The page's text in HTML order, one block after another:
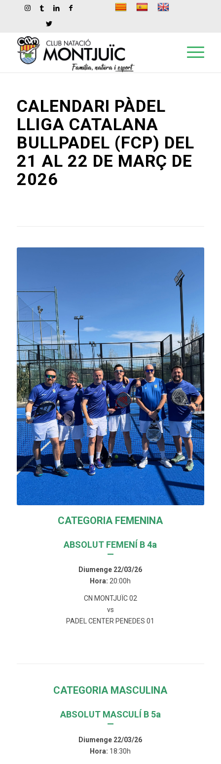
CALENDARI PÀDEL
LLIGA CATALANA
BULLPADEL (FCP) DEL
21 AL 22 DE MARÇ DE
2026
CATEGORIA FEMENINA
ABSOLUT FEMENÍ B 4a
—
Diumenge 22/03/26
Hora: 20:00h
CN MONTJUÏC 02
vs
PADEL CENTER PENEDES 01
CATEGORIA MASCULINA
ABSOLUT MASCULÍ B 5a
—
Diumenge 22/03/26
Hora: 18:30h